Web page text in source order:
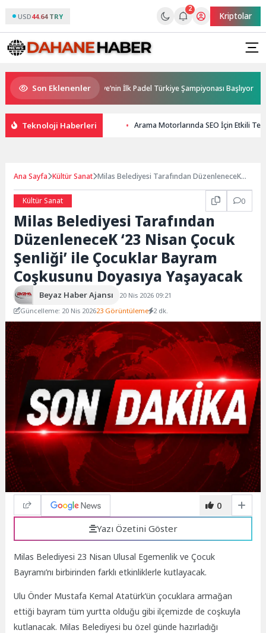
USD44.64 TRY
2
Kriptolar
Son Eklenenler
Sponsorluğunda Türkiye’nin İlk Padel Türkiye Şampiyonası Başlıyor
Teknoloji Haberleri Arama Motorlarında SEO İçin Etkili
Ana Sayfa Kültür Sanat Milas Belediyesi Tarafından DüzenleneceK
Kültür Sanat 0
Milas Belediyesi Tarafından
DüzenleneceK ‘23 Nisan Çocuk
Şenliği’ ile Çocuklar Bayram
Coşkusunu Doyasıya Yaşayacak
Beyaz Haber Ajansı
20 Nis 2026 09:21
Güncelleme: 20 Nis 202623 Görüntüleme 2 dk.
0
Yazı Özetini Göster
Milas Belediyesi 23 Nisan Ulusal Egemenlik ve Çocuk
Bayramı’nı birbirinden farklı etkinliklerle kutlayacak.
Ulu Önder Mustafa Kemal Atatürk’ün çocuklara armağan
ettiği bayram tüm yurtta olduğu gibi ilçemizde de coşkuyla
kutlanacak. Milas Belediyesi bu özel günde hazırladığı